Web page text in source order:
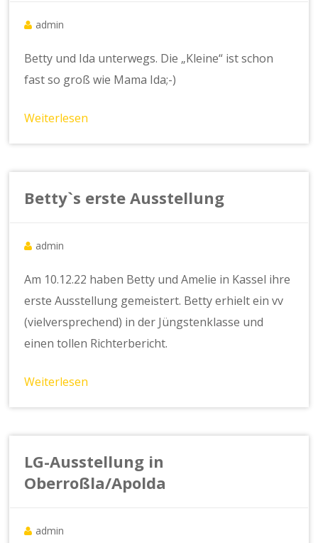
admin
Betty und Ida unterwegs. Die „Kleine“ ist schon
fast so groß wie Mama Ida;-)
Weiterlesen
Betty`s erste Ausstellung
admin
Am 10.12.22 haben Betty und Amelie in Kassel ihre
erste Ausstellung gemeistert. Betty erhielt ein vv
(vielversprechend) in der Jüngstenklasse und
einen tollen Richterbericht.
Weiterlesen
LG-Ausstellung in
Oberroßla/Apolda
admin